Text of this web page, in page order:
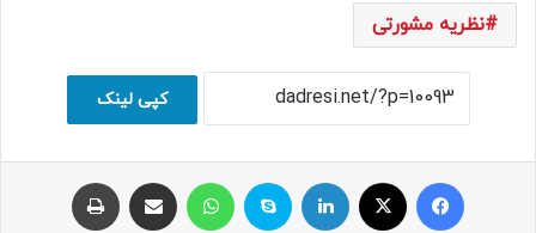
نظریه مشورتی
کپی لینک
فیسبوک ایکس لینکداین اسکایپ واتس آپ اشتراک با ایمیل